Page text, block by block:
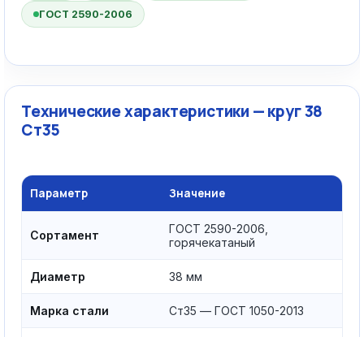
ГОСТ 2590-2006
Технические характеристики — круг 38
Ст35
Параметр Значение
Сортамент
ГОСТ 2590-2006,
горячекатаный
Диаметр 38 мм
Марка стали Ст35 — ГОСТ 1050-2013